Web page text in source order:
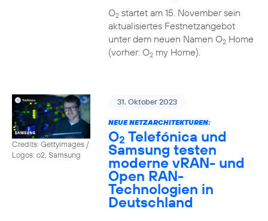
O2startet am 15. November sein
aktualisiertes Festnetzangebot
unter dem neuen Namen O2Home
(vorher: O2my Home).
Credits: Gettyimages /
Logos: o2, Samsung
31. Oktober 2023
NEUE NETZARCHITEKTUREN:
O2 Telefónica und
Samsung testen
moderne vRAN- und
Open RAN-
Technologien in
Deutschland